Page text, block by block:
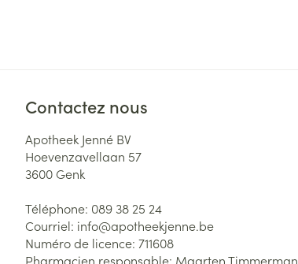
Contactez nous
Apotheek Jenné BV
Hoevenzavellaan 57
3600 Genk
Téléphone: 089 38 25 24
Courriel: info@apotheekjenne.be
Numéro de licence: 711608
Pharmacien responsable: Maarten Timmerman